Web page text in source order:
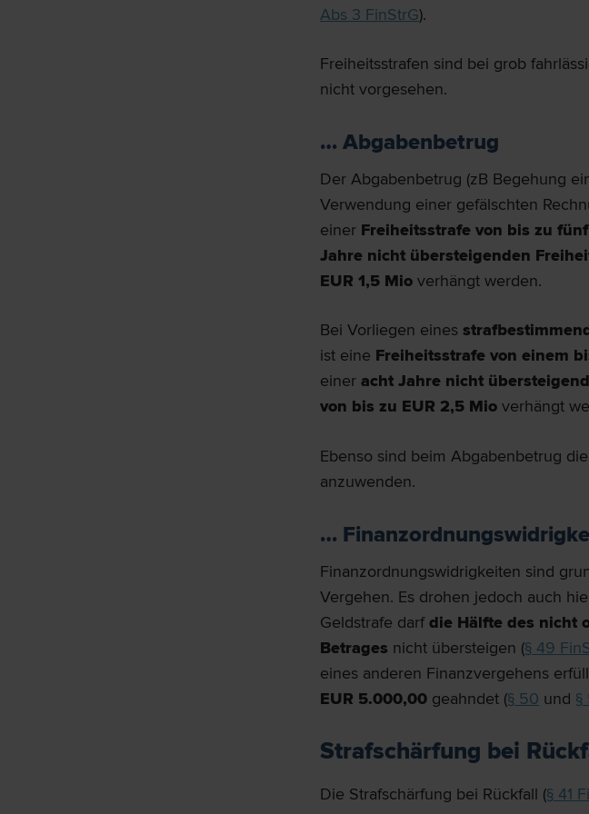
Abs 3 FinStrG).
Freiheitsstrafen sind bei grob
nicht vorgesehen.
… Abgabenbetrug
Der Abgabenbetrug (zB Begehung
Verwendung einer gefälschten
einer Freiheitsstrafe von bis zu
Jahre nicht übersteigenden
EUR 1,5 Mio verhängt werden.
Bei Vorliegen eines
ist eine Freiheitsstrafe von einem
einer acht Jahre nicht
von bis zu EUR 2,5 Mio verhängt
Ebenso sind beim Abgabenbetrug
anzuwenden.
…
Finanzordnungswidrigkeiten sind
Vergehen. Es drohen jedoch auch
Geldstrafe darfdie Hälfte des nicht
Betrages nicht übersteigen (§ 49
eines anderen Finanzvergehens
EUR 5.000,00 geahndet (§ 50 und §
Strafschärfung bei
Die Strafschärfung bei Rückfall (§ 41